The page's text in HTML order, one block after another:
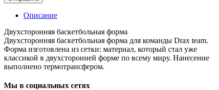
Описание
Двухсторонняя баскетбольная форма
Двухсторонняя баскетбольная форма для команды Drax team.
Форма изготовлена из сетки: материал, который стал уже
классикой в двухсторонней форме по всему миру. Нанесение
выполнено термотрансфером.
Мы в социальных сетях